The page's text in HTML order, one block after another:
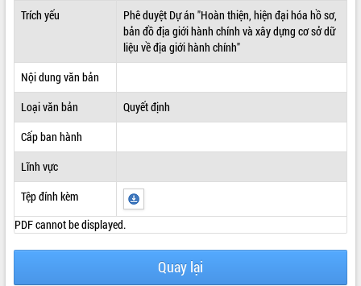
VĂN BẢN HĐND TỈNH
QUY HOẠCH - KẾ HOẠCH
Trích yếu
Phê duyệt Dự án "Hoàn thiện, hiện đại hóa hồ sơ,
bản đồ địa giới hành chính và xây dựng cơ sở dữ
liệu về địa giới hành chính"
Nội dung văn bản
Loại văn bản
Quyết định
Cấp ban hành
Lĩnh vực
Tệp đính kèm
PDF cannot be displayed.
Quay lại